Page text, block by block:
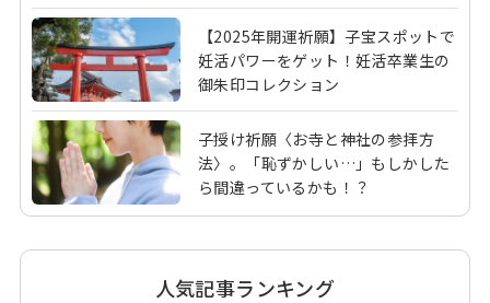
【2025年開運祈願】子宝スポットで
妊活パワーをゲット！妊活卒業生の
御朱印コレクション
子授け祈願〈お寺と神社の参拝方
法〉。「恥ずかしい…」もしかした
ら間違っているかも！？
人気記事ランキング